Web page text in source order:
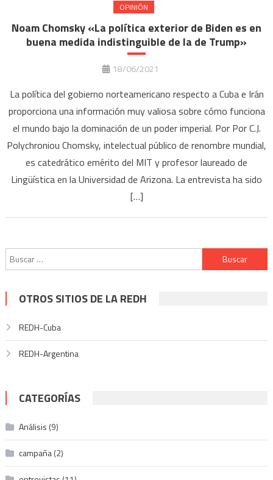
OPINIÓN
Noam Chomsky «La política exterior de Biden es en
buena medida indistinguible de la de Trump»
18/06/2021
La política del gobierno norteamericano respecto a Cuba e Irán
proporciona una información muy valiosa sobre cómo funciona
el mundo bajo la dominación de un poder imperial. Por Por C.J.
Polychroniou Chomsky, intelectual público de renombre mundial,
es catedrático emérito del MIT y profesor laureado de
Lingüística en la Universidad de Arizona. La entrevista ha sido
[…]
Buscar:
OTROS SITIOS DE LA REDH
REDH-Cuba
REDH-Argentina
CATEGORÍAS
Análisis (9)
campaña(2)